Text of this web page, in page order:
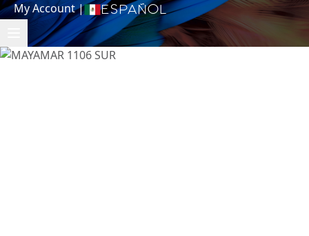
My Account| Español